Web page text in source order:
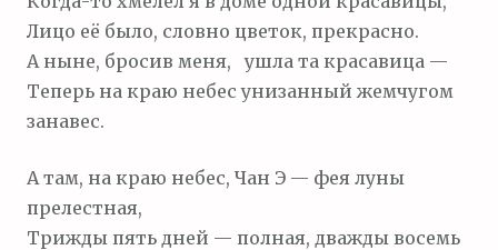
Лицо её было, словно цветок, прекрасно.
А ныне, бросив меня, ушла та красавица —
Теперь на краю небес унизанный жемчугом
занавес.
А там, на краю небес, Чан Э — фея луны
прелестная,
Трижды пять дней — полная, дважды восемь